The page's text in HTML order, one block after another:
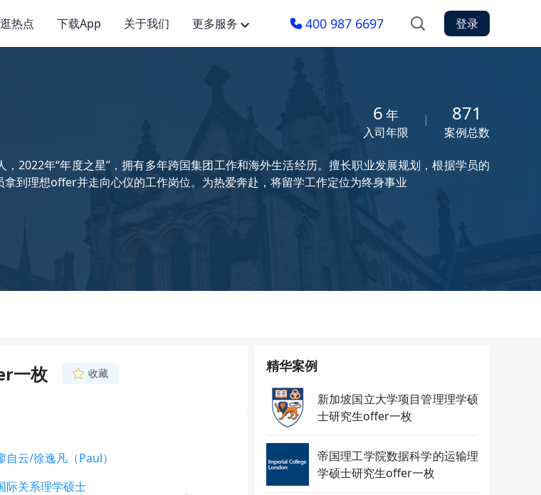
逛热点 下载App 关于我们 更多服务 400 987 6697 登录
6 年
入司年限
871
案例总数
2022年“年度之星”，拥有多年跨国集团工作和海外生活经历。擅长职业发展规划，根据学员的
到理想offer并走向心仪的工作岗位。为热爱奔赴，将留学工作定位为终身事业
一枚
收藏
自云/徐逸凡（Paul）
际关系理学硕士
精华案例
新加坡国立大学项目管理理学硕
士研究生offer一枚
帝国理工学院数据科学的运输理
学硕士研究生offer一枚